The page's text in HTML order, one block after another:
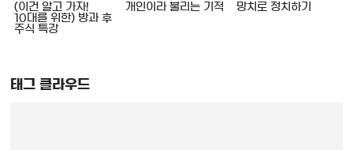
(이건 알고 가자!
10대를 위한) 방과 후
주식 특강
개인이라 불리는 기적 망치로 정치하기
태그 클라우드